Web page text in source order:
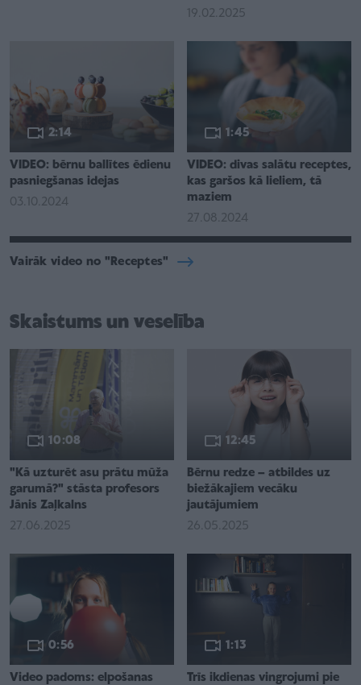
19.02.2025
2:14
VIDEO: bērnu ballītes ēdienu
pasniegšanas idejas
03.10.2024
1:45
VIDEO: divas salātu receptes,
kas garšos kā lieliem, tā
maziem
27.08.2024
Vairāk video no "Receptes"
Skaistums un veselība
10:08
"Kā uzturēt asu prātu mūža
garumā?" stāsta profesors
Jānis Zaļkalns
27.06.2025
12:45
Bērnu redze – atbildes uz
biežākajiem vecāku
jautājumiem
26.05.2025
0:56
Video padoms: elpošanas
1:13
Trīs ikdienas vingrojumi pie